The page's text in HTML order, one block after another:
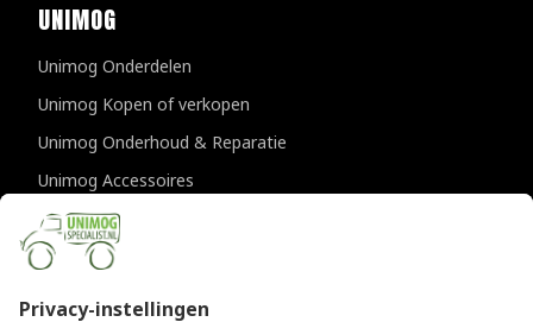
UNIMOG
Unimog Onderdelen
Unimog Kopen of verkopen
Unimog Onderhoud & Reparatie
Unimog Accessoires
Unimog APK-keuringen
CONTACTGEGEVENS
Unimogspecialist